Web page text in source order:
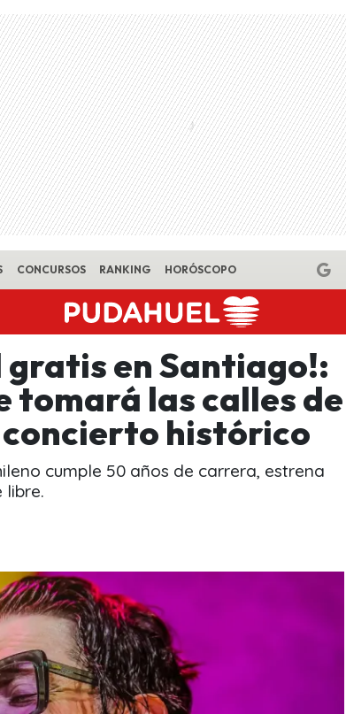
CONCURSOS RANKING HORÓSCOPO
gratis en Santiago!:
tomará las calles de
concierto histórico
cumple 50 años de carrera, estrena
libre.